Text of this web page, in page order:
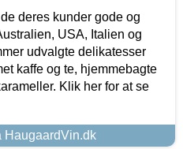
deres kunder gode og
USA, Italien og
udvalgte delikatesser
kaffe og te, hjemmebagte
Klik her for at se
HaugaardVin.dk